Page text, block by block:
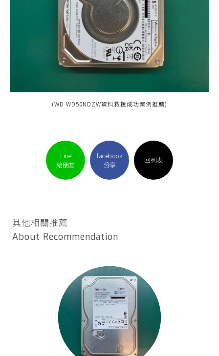
(WD WD50NDZW資料救援成功案例推薦)
Line
給朋友
facebook
分享
回列表
其他相關推薦
About Recommendation